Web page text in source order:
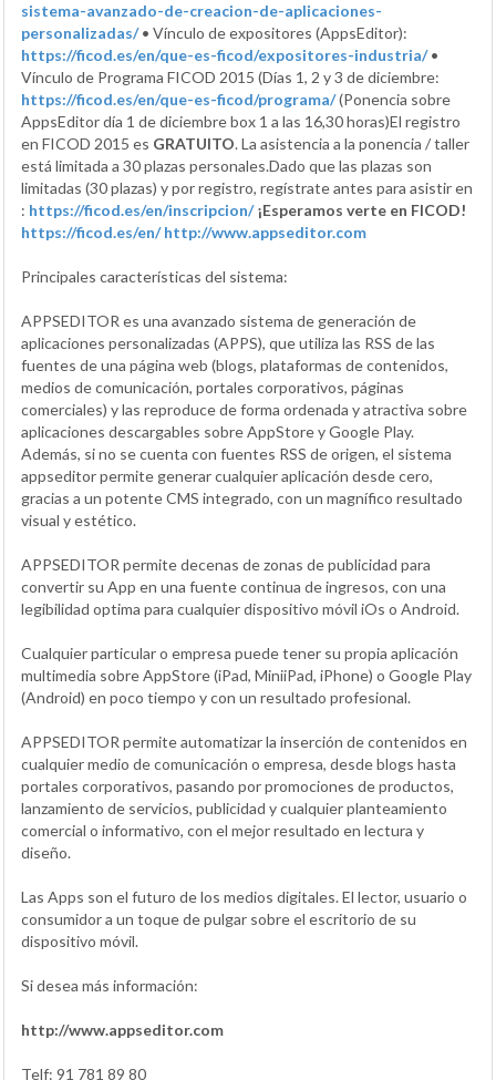
sistema-avanzado-de-creacion-de-aplicaciones-
personalizadas/ • Vínculo de expositores (AppsEditor):
https://ficod.es/en/que-es-ficod/expositores-industria/•
Vínculo de Programa FICOD 2015 (Días 1, 2 y 3 de diciembre:
https://ficod.es/en/que-es-ficod/programa/(Ponencia sobre
AppsEditor día 1 de diciembre box 1 a las 16,30 horas)El registro
en FICOD 2015 es GRATUITO. La asistencia a la ponencia / taller
está limitada a 30 plazas personales.Dado que las plazas son
limitadas (30 plazas) y por registro, regístrate antes para asistir en
: https://ficod.es/en/inscripcion/ ¡Esperamos verte en FICOD!
https://ficod.es/en/ http://www.appseditor.com
Principales características del sistema:
APPSEDITOR es una avanzado sistema de generación de
aplicaciones personalizadas (APPS), que utiliza las RSS de las
fuentes de una página web (blogs, plataformas de contenidos,
medios de comunicación, portales corporativos, páginas
comerciales) y las reproduce de forma ordenada y atractiva sobre
aplicaciones descargables sobre AppStore y Google Play.
Además, si no se cuenta con fuentes RSS de origen, el sistema
appseditor permite generar cualquier aplicación desde cero,
gracias a un potente CMS integrado, con un magnífico resultado
visual y estético.
APPSEDITOR permite decenas de zonas de publicidad para
convertir su App en una fuente continua de ingresos, con una
legibilidad optima para cualquier dispositivo móvil iOs o Android.
Cualquier particular o empresa puede tener su propia aplicación
multimedia sobre AppStore (iPad, MiniiPad, iPhone) o Google Play
(Android) en poco tiempo y con un resultado profesional.
APPSEDITOR permite automatizar la inserción de contenidos en
cualquier medio de comunicación o empresa, desde blogs hasta
portales corporativos, pasando por promociones de productos,
lanzamiento de servicios, publicidad y cualquier planteamiento
comercial o informativo, con el mejor resultado en lectura y
diseño.
Las Apps son el futuro de los medios digitales. El lector, usuario o
consumidor a un toque de pulgar sobre el escritorio de su
dispositivo móvil.
Si desea más información:
http://www.appseditor.com
Telf: 91 781 89 80